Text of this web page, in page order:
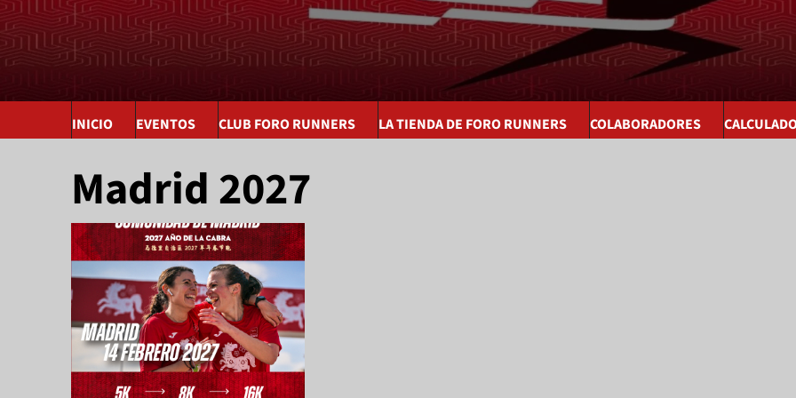
INICIO EVENTOS CLUB FORO RUNNERS LA TIENDA DE FORO RUNNERS COLABORADORES
Madrid 2027